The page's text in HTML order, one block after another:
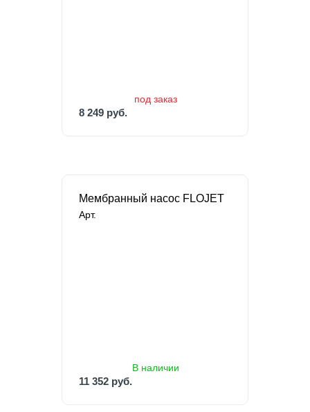
под заказ
8 249 руб.
Мембранный насос FLOJET
Арт.
В наличии
11 352 руб.